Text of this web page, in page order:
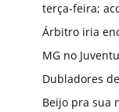
terça-feira;
Árbitro iria
MG no
Dubladores
Beijo pra sua